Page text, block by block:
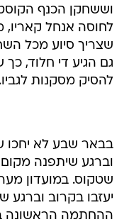
שצריך סיוע מכל
גם הגיע די חלוד, כך
להסיק מסקנות
שטקוס. במועדון
יעזבו בקרוב
ההחתמה הראשונה
אם זה אומר
טובים: הרוש ואוהד